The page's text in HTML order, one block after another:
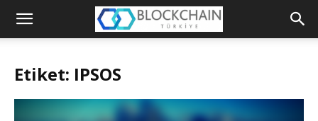
Blockchain
Etiket: IPSOS